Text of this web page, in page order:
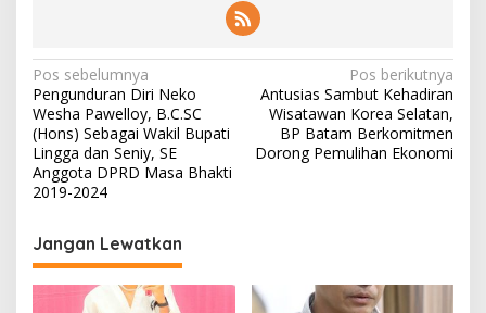
N
a
v
i
g
a
s
i
Pos sebelumnya
Pengunduran Diri Neko
Wesha Pawelloy, B.C.SC
(Hons) Sebagai Wakil Bupati
Lingga dan Seniy, SE
Anggota DPRD Masa Bhakti
2019-2024
Pos berikutnya
Antusias Sambut Kehadiran
Wisatawan Korea Selatan,
BP Batam Berkomitmen
Dorong Pemulihan Ekonomi
Jangan Lewatkan